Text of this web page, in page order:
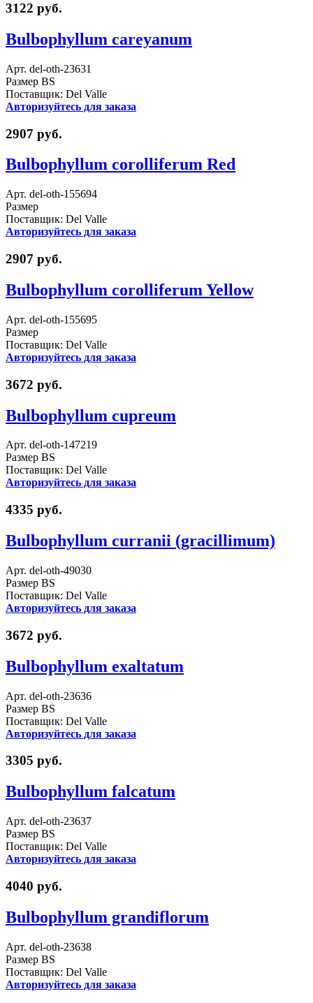
3122 руб.
Bulbophyllum careyanum
Арт. del-oth-23631
Размер BS
Поставщик: Del Valle
Авторизуйтесь для заказа
2907 руб.
Bulbophyllum corolliferum Red
Арт. del-oth-155694
Размер
Поставщик: Del Valle
Авторизуйтесь для заказа
2907 руб.
Bulbophyllum corolliferum Yellow
Арт. del-oth-155695
Размер
Поставщик: Del Valle
Авторизуйтесь для заказа
3672 руб.
Bulbophyllum cupreum
Арт. del-oth-147219
Размер BS
Поставщик: Del Valle
Авторизуйтесь для заказа
4335 руб.
Bulbophyllum curranii (gracillimum)
Арт. del-oth-49030
Размер BS
Поставщик: Del Valle
Авторизуйтесь для заказа
3672 руб.
Bulbophyllum exaltatum
Арт. del-oth-23636
Размер BS
Поставщик: Del Valle
Авторизуйтесь для заказа
3305 руб.
Bulbophyllum falcatum
Арт. del-oth-23637
Размер BS
Поставщик: Del Valle
Авторизуйтесь для заказа
4040 руб.
Bulbophyllum grandiflorum
Арт. del-oth-23638
Размер BS
Поставщик: Del Valle
Авторизуйтесь для заказа